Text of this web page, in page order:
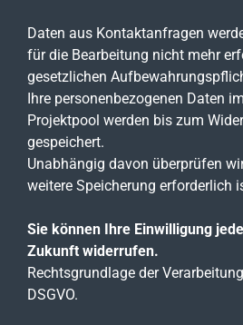
Daten aus Kontaktanfragen
für die Bearbeitung nicht mehr
gesetzlichen
Ihre personenbezogenen Daten
Projektpool werden bis zum
gespeichert.
Unabhängig davon überprüfen
weitere Speicherung erforderlich
Sie können Ihre Einwilligung
Zukunft widerrufen.
Rechtsgrundlage der
DSGVO.